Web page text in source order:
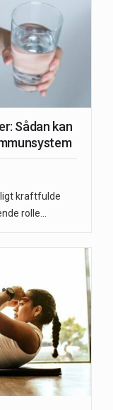
Sådan kan
kraftfulde
rolle…